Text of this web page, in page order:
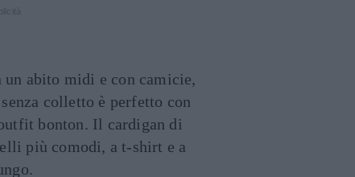
un abito midi e con camicie,
colletto è perfetto con
bonton. Il cardigan di
più comodi, a t-shirt e a